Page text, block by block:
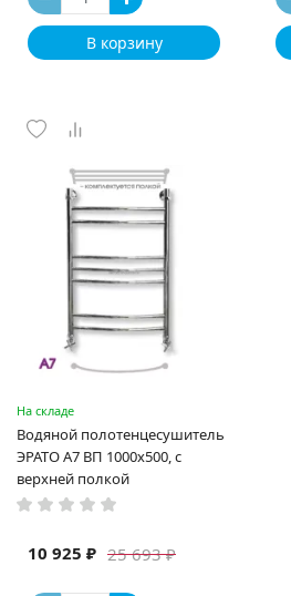
В корзину
На складе
Водяной полотенцесушитель
ЭРАТО А7 ВП 1000x500, с
верхней полкой
25 693 ₽
10 925 ₽